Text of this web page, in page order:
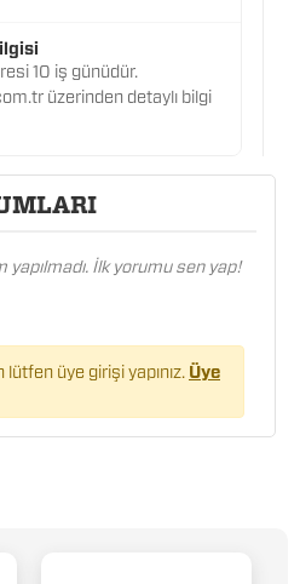
10 iş günüdür.
üzerinden detaylı bilgi
yapılmadı. İlk yorumu sen yap!
üye girişi yapınız. Üye